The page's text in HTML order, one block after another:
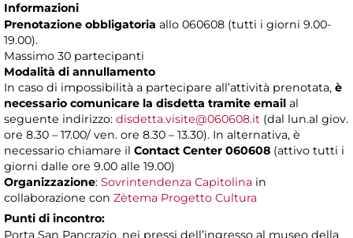
Informazioni
Prenotazione obbligatoria allo 060608 (tutti i giorni 9.00-
19.00).
Massimo 30 partecipanti
Modalità di annullamento
In caso di impossibilità a partecipare all’attività prenotata, è
necessario comunicare la disdetta tramite email al
seguente indirizzo: disdetta.visite@060608.it (dal lun.al giov.
ore 8.30 – 17.00/ ven. ore 8.30 – 13.30). In alternativa, è
necessario chiamare il Contact Center 060608 (attivo tutti i
giorni dalle ore 9.00 alle 19.00)
Organizzazione: Sovrintendenza Capitolina in
collaborazione con Zètema Progetto Cultura
Punti di incontro:
Porta San Pancrazio, nei pressi dell’ingresso al museo della